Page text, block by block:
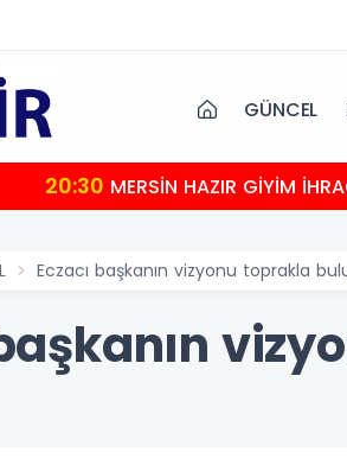
GÜNCEL
20:30 MERSİN HAZIR GİYİM
Eczacı başkanın vizyonu toprakla